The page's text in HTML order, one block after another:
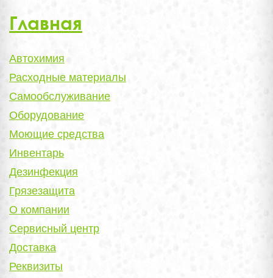
Главная
Автохимия
Расходные материалы
Самообслуживание
Оборудование
Моющие средства
Инвентарь
Дезинфекция
Грязезащита
О компании
Сервисный центр
Доставка
Реквизиты